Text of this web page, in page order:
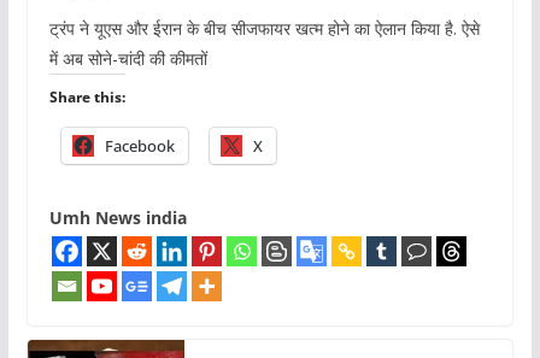
ट्रंप ने यूएस और ईरान के बीच सीजफायर खत्म होने का ऐलान किया है. ऐसे
में अब सोने-चांदी की कीमतों
Share this:
Facebook X
Umh News india